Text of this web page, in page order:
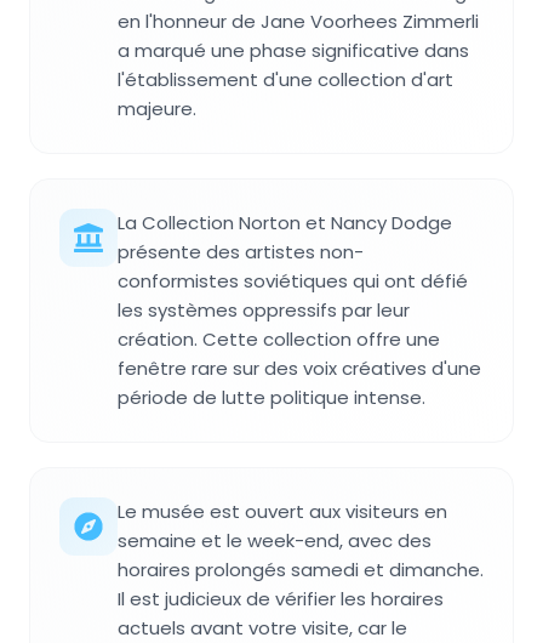
en l'honneur de Jane Voorhees Zimmerli
a marqué une phase significative dans
l'établissement d'une collection d'art
majeure.
La Collection Norton et Nancy Dodge
présente des artistes non-
conformistes soviétiques qui ont défié
les systèmes oppressifs par leur
création. Cette collection offre une
fenêtre rare sur des voix créatives d'une
période de lutte politique intense.
Le musée est ouvert aux visiteurs en
semaine et le week-end, avec des
horaires prolongés samedi et dimanche.
Il est judicieux de vérifier les horaires
actuels avant votre visite, car le